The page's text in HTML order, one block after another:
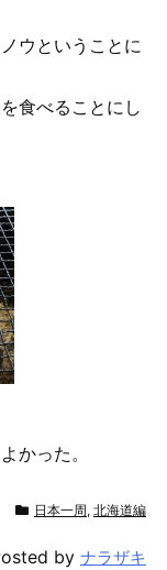
ウということに
食べることにし
かった。
日本一周, 北海道編
by ナラザキ